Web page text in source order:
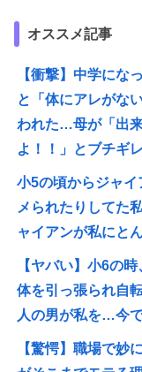
オススメ記事
【衝撃】中学にな
と「体にアレがな
われた…母が「出
よ！！」とブチギ
小5の頃からジャ
メられたりしてた
ャイアンが私にと
【ヤバい】小6の
体を引っ張られ自
人の男が私を…今
【驚愕】職場で妙